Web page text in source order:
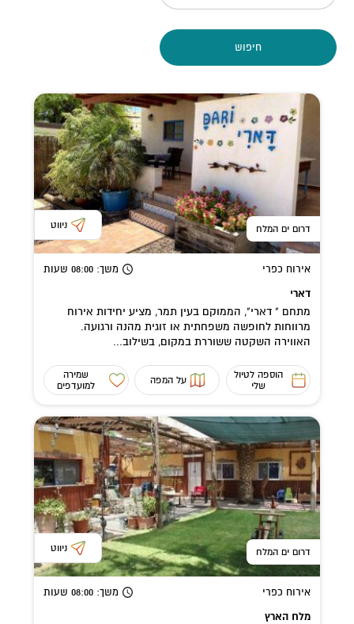
חיפוש
דרום ים המלח ניווט
אירוח כפרי משך: 08:00 שעות
דארי
מתחם " דארי", הממוקם בעין תמר, מציע יחידות אירוח
מרווחות לחופשה משפחתית או זוגית מהנה ורגועה.
האווירה השקטה ששוררת במקום, בשילוב...
הוספה לטיול
שלי
על המפה
שמירה
למועדפים
דרום ים המלח ניווט
אירוח כפרי משך: 08:00 שעות
מלח הארץ